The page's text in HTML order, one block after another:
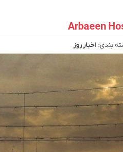
بندی: اخبار روز